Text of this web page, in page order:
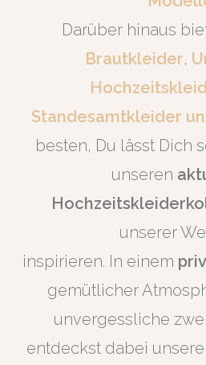
Darüber hinaus
Brautkleider,
Standesamtkleider
besten, Du lässt Dich
unseren
unserer
inspirieren. In einem
gemütlicher
unvergessliche
entdeckst dabei